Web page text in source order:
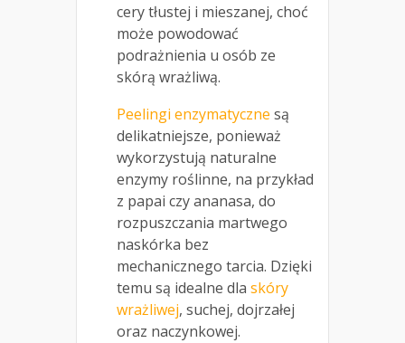
cery tłustej i mieszanej, choć
może powodować
podrażnienia u osób ze
skórą wrażliwą.
Peelingi enzymatyczne są
delikatniejsze, ponieważ
wykorzystują naturalne
enzymy roślinne, na przykład
z papai czy ananasa, do
rozpuszczania martwego
naskórka bez
mechanicznego tarcia. Dzięki
temu są idealne dla skóry
wrażliwej, suchej, dojrzałej
oraz naczynkowej.